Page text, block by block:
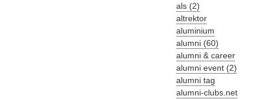
als (2)
altrektor
aluminium
alumni (60)
alumni & career
alumni event (2)
alumni tag
alumni-clubs.net